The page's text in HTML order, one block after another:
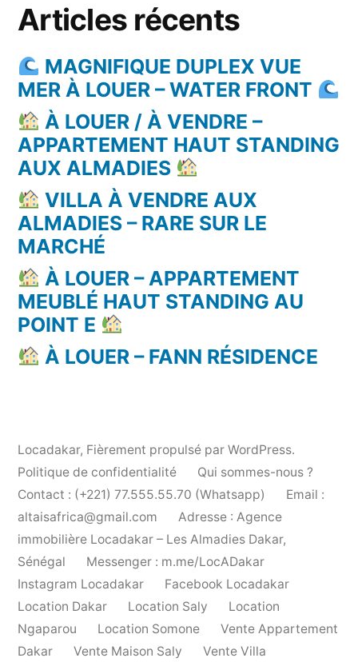
Articles récents
MAGNIFIQUE DUPLEX VUE
MER À LOUER – WATER FRONT
À LOUER / À VENDRE –
APPARTEMENT HAUT STANDING
AUX ALMADIES
VILLA À VENDRE AUX
ALMADIES – RARE SUR LE
MARCHÉ
À LOUER – APPARTEMENT
MEUBLÉ HAUT STANDING AU
POINT E
À LOUER – FANN RÉSIDENCE
Locadakar, Fièrement propulsé par WordPress.
Politique de confidentialité
Qui sommes-nous ?
Contact : (+221) 77.555.55.70 (Whatsapp)
Email :
altaisafrica@gmail.com
Adresse : Agence
immobilière Locadakar – Les Almadies Dakar,
Sénégal
Messenger : m.me/LocADakar
Instagram Locadakar
Facebook Locadakar
Location Dakar
Location Saly
Location
Ngaparou
Location Somone
Vente Appartement
Dakar
Vente Maison Saly Vente Villa